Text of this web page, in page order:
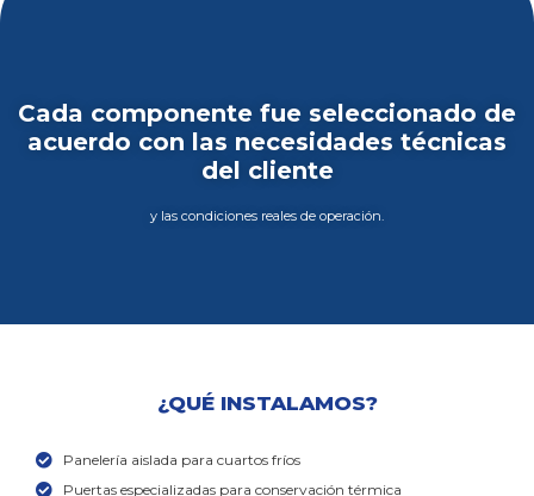
Cada componente fue seleccionado de
acuerdo con las necesidades técnicas
del cliente
y las condiciones reales de operación.
¿QUÉ INSTALAMOS?
Panelería aislada para cuartos fríos
Puertas especializadas para conservación térmica